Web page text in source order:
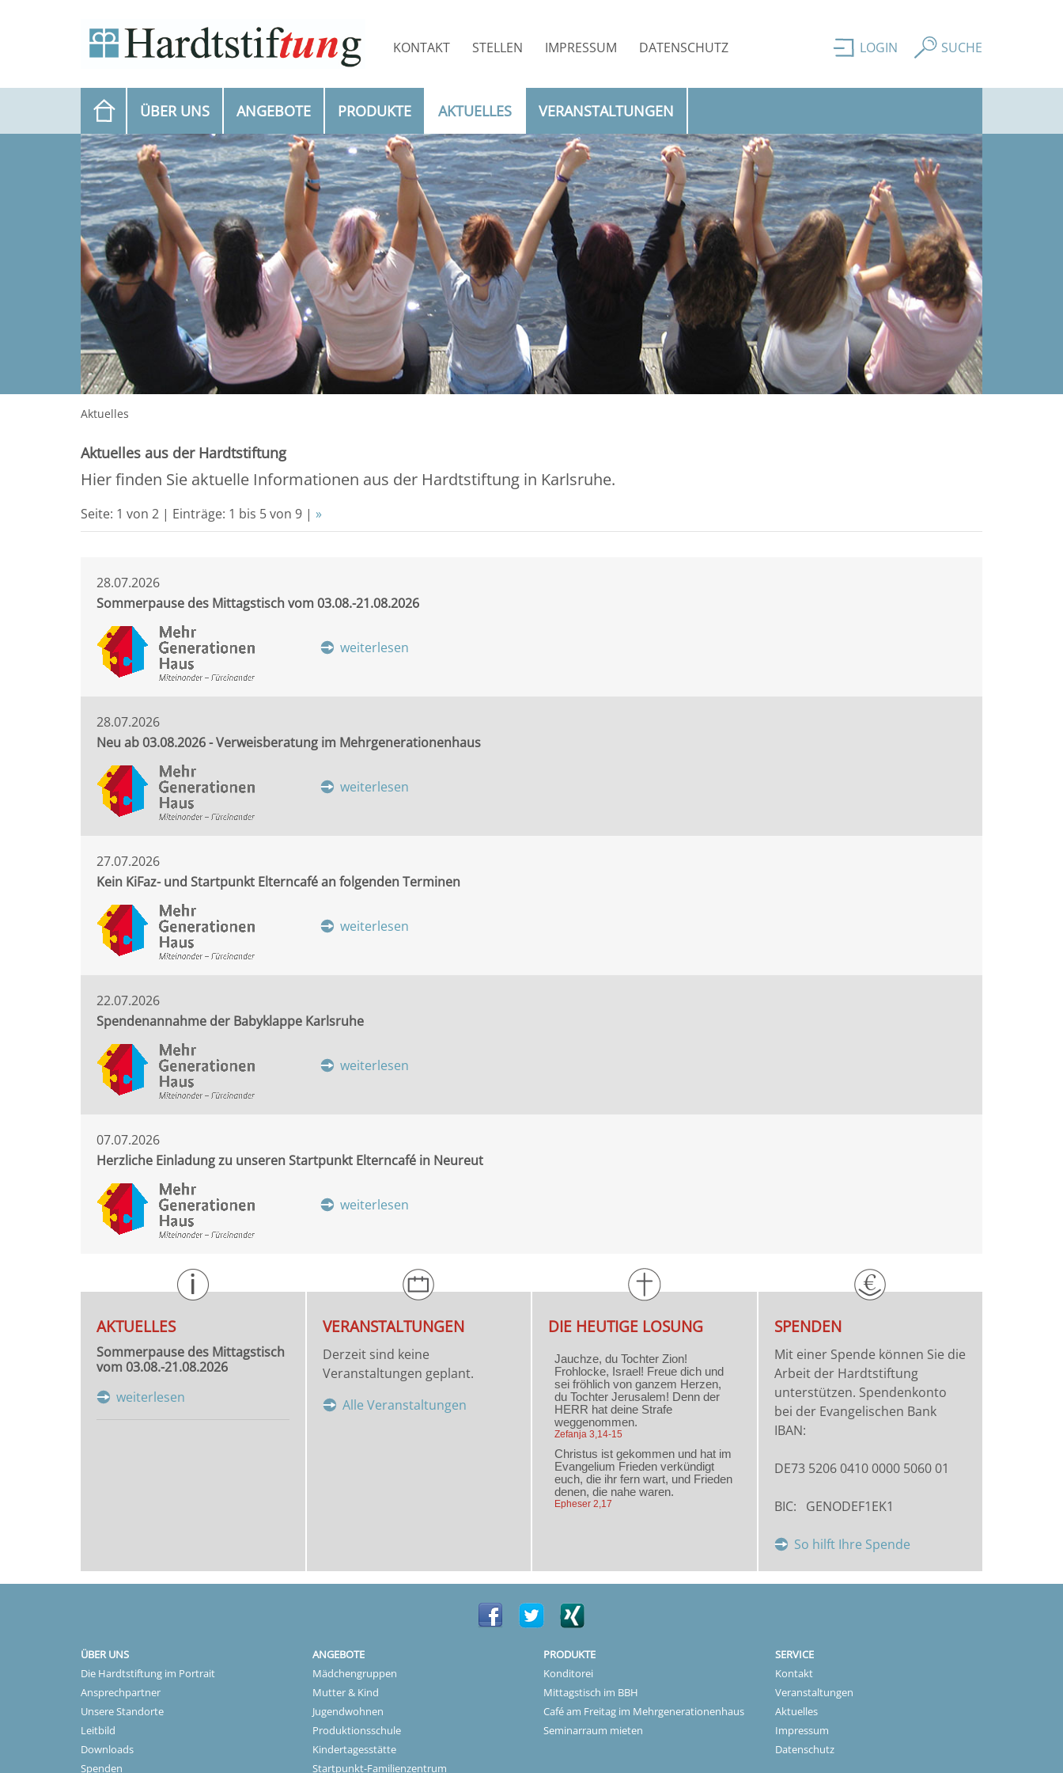
KONTAKT STELLEN IMPRESSUM DATENSCHUTZ LOGIN SUCHE
ÜBER UNS ANGEBOTE PRODUKTE AKTUELLES(AUSGEWÄHLT)
VERANSTALTUNGEN
Aktuelles
Aktuelles aus der Hardtstiftung
Hier finden Sie aktuelle Informationen aus der Hardtstiftung in Karlsruhe.
Seite: 1 von 2 | Einträge: 1 bis 5 von 9 | »
28.07.2026
Sommerpause des Mittagstisch vom 03.08.-21.08.2026
weiterlesen
28.07.2026
Neu ab 03.08.2026 - Verweisberatung im Mehrgenerationenhaus
weiterlesen
27.07.2026
Kein KiFaz- und Startpunkt Elterncafé an folgenden Terminen
weiterlesen
22.07.2026
Spendenannahme der Babyklappe Karlsruhe
weiterlesen
07.07.2026
Herzliche Einladung zu unseren Startpunkt Elterncafé in Neureut
weiterlesen
AKTUELLES
Sommerpause des Mittagstisch
vom 03.08.-21.08.2026
weiterlesen
VERANSTALTUNGEN
Derzeit sind keine
Veranstaltungen geplant.
Alle Veranstaltungen
DIE HEUTIGE LOSUNG SPENDEN
Mit einer Spende können Sie die
Arbeit der Hardtstiftung
unterstützen. Spendenkonto
bei der Evangelischen Bank
IBAN:
DE73 5206 0410 0000 5060 01
BIC: GENODEF1EK1
So hilft Ihre Spende
ÜBER UNS
Die Hardtstiftung im Portrait
Ansprechpartner
Unsere Standorte
Leitbild
Downloads
Spenden
ANGEBOTE
Mädchengruppen
Mutter & Kind
Jugendwohnen
Produktionsschule
Kindertagesstätte
Startpunkt-Familienzentrum
PRODUKTE
Konditorei
Mittagstisch im BBH
Café am Freitag im Mehrgenerationenhaus
Seminarraum mieten
SERVICE
Kontakt
Veranstaltungen
Aktuelles
Impressum
Datenschutz